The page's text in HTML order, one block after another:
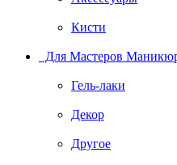
Кисти
Для Мастеров
Гель-лаки
Декор
Другое